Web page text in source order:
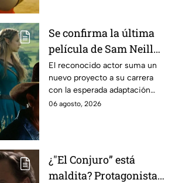
Se confirma la última
película de Sam Neill
antes de morir: esto es
lo que se sabe hasta
ahora
El reconocido actor suma un
nuevo proyecto a su carrera
con la esperada adaptación
cinematográfica del popular
06 agosto, 2026
¿"El Conjuro” está
maldita? Protagonista